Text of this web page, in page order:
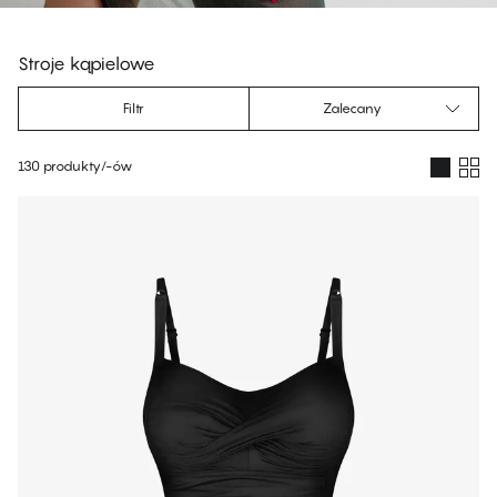
Stroje kąpielowe
Filtr Zalecany
130 produkty/-ów